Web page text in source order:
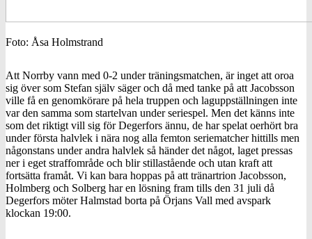
Foto: Åsa Holmstrand
Att Norrby vann med 0-2 under träningsmatchen, är inget att oroa
sig över som Stefan själv säger och då med tanke på att Jacobsson
ville få en genomkörare på hela truppen och laguppställningen inte
var den samma som startelvan under seriespel. Men det känns inte
som det riktigt vill sig för Degerfors ännu, de har spelat oerhört bra
under första halvlek i nära nog alla femton seriematcher hittills men
någonstans under andra halvlek så händer det något, laget pressas
ner i eget straffområde och blir stillastående och utan kraft att
fortsätta framåt. Vi kan bara hoppas på att tränartrion Jacobsson,
Holmberg och Solberg har en lösning fram tills den 31 juli då
Degerfors möter Halmstad borta på Örjans Vall med avspark
klockan 19:00.